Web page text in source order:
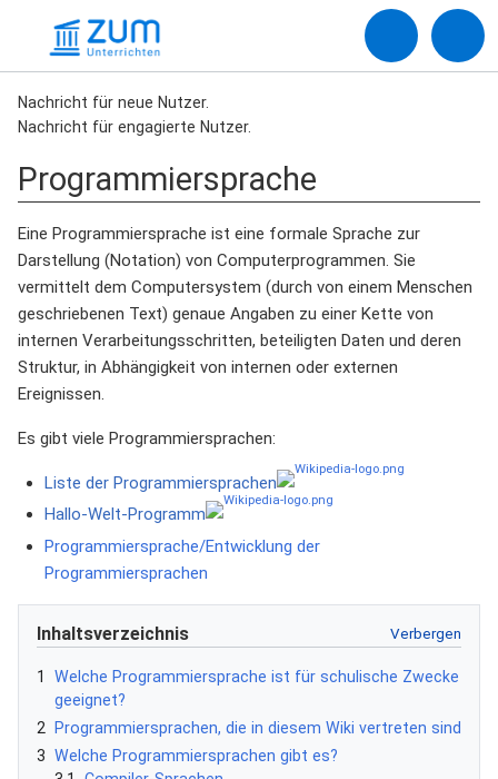
Nachricht für neue Nutzer.
Nachricht für engagierte Nutzer.
Programmiersprache
Eine Programmiersprache ist eine formale Sprache zur
Darstellung (Notation) von Computerprogrammen. Sie
vermittelt dem Computersystem (durch von einem Menschen
geschriebenen Text) genaue Angaben zu einer Kette von
internen Verarbeitungsschritten, beteiligten Daten und deren
Struktur, in Abhängigkeit von internen oder externen
Ereignissen.
Es gibt viele Programmiersprachen:
Liste der Programmiersprachen
Hallo-Welt-Programm
Programmiersprache/Entwicklung der
Programmiersprachen
Inhaltsverzeichnis
1
Welche Programmiersprache ist für schulische Zwecke
geeignet?
2 Programmiersprachen, die in diesem Wiki vertreten sind
3 Welche Programmiersprachen gibt es?